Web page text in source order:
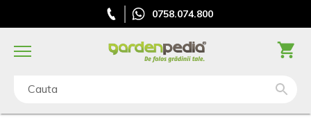
0758.074.800
Cauta